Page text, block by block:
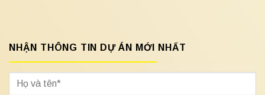
NHẬN THÔNG TIN DỰ ÁN MỚI NHẤT